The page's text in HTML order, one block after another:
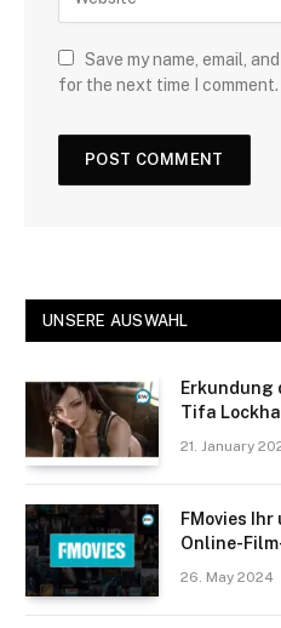
Save my name, email,
for the next time I comment.
UNSERE AUSWAHL
Erkundung
Tifa
21. January
FMovies
Online-
26. May 2024